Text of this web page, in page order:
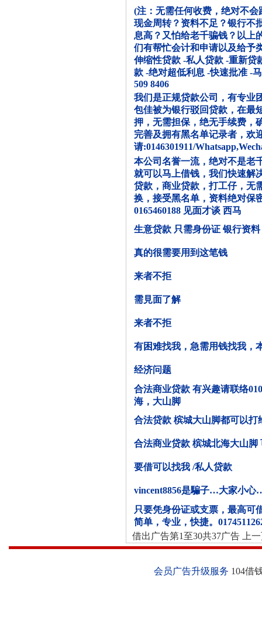
(注：无需任何收费，绝对不
现金周转？资料不足？银行不
息高？又怕给老千骗钱？以上
们有帮忙会计和申请以及给予
伸缩性贷款 -私人贷款 -重新贷
款 -绝对超低利息 -快速批准 -
509 8406
我们是正规贷款公司，有专业
包佳被为银行驳回贷款，在最
押，无需担保，绝无手续费，
完善及拥有黑名单记录者，欢
请:0146301911/
本公司名誉一流，绝对不是老
就可以马上借钱，我们快速解
贷款，商业贷款，打工仔，无
换，接受黑名单，资料绝对保
0165460188 见面才谈 西马
生意贷款 只需身份证 银行资
真的很需要用到这笔钱
来者不拒
需見面了解
来者不拒
有困难找我，急需用钱找我，
经济问题
合法商业贷款 有兴趣请联络
海，大山脚
合法贷款 槟城大山脚都可以打
合法商业贷款 槟城北海大山脚
要借可以找我 /私人贷款
vincent8856是騙子…大家小
只要凭身份证或支票，最高可
简单，专业，快捷。
借出广告第1至30共37广告 上
会员广告升级服务 104借